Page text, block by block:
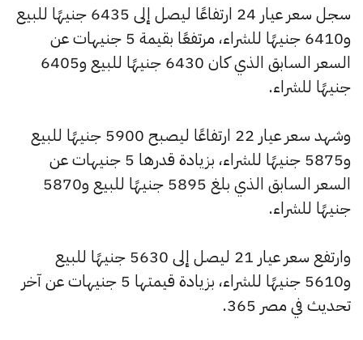
سجل سعر عيار 24 ارتفاعًا ليصل إلى 6435 جنيهًا للبيع
و6410 جنيهًا للشراء، مرتفعًا بقيمة 5 جنيهات عن
السعر السابق الذي كان 6430 جنيهًا للبيع و6405
جنيهًا للشراء.
وشهد سعر عيار 22 ارتفاعًا ليصبح 5900 جنيهًا للبيع
و5875 جنيهًا للشراء، بزيادة قدرها 5 جنيهات عن
السعر السابق الذي بلغ 5895 جنيهًا للبيع و5870
جنيهًا للشراء.
وارتفع سعر عيار 21 ليصل إلى 5630 جنيهًا للبيع
و5610 جنيهًا للشراء، بزيادة قيمتها 5 جنيهات عن آخر
تحديث في مصر 365.